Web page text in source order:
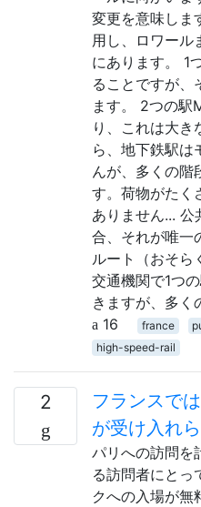
変更を意味しま
用し、ロワール
にあります。 1
ることですが、
ます。 2つの駅
り、これは大き
ら、地下鉄駅は
んが、多くの
す。荷物がたく
ありません... 公
合、それが唯一
ルート（おそら
交通機関で1つ
きますが、多く
16
france
high-speed-rail
2
フランスで
が受け入れ
パリへの訪問を
る訪問者にとっ
クへの入場が無